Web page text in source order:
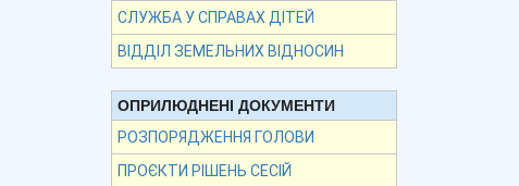
СЛУЖБА У СПРАВАХ ДІТЕЙ
ВІДДІЛ ЗЕМЕЛЬНИХ ВІДНОСИН
ОПРИЛЮДНЕНІ ДОКУМЕНТИ
РОЗПОРЯДЖЕННЯ ГОЛОВИ
ПРОЄКТИ РІШЕНЬ СЕСІЙ